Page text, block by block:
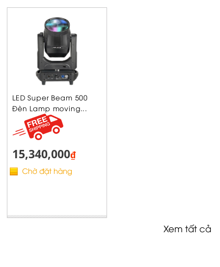
LED Super Beam 500
Đèn Lamp moving...
15,340,000₫
Chờ đặt hàng
Xem tất cả